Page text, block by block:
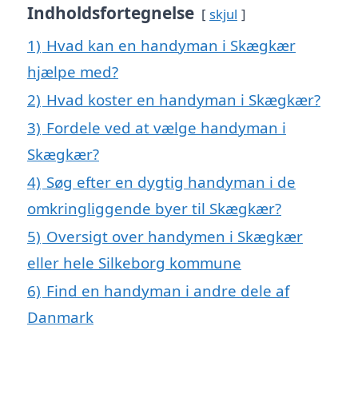
Indholdsfortegnelse skjul
1) Hvad kan en handyman i Skægkær
hjælpe med?
2) Hvad koster en handyman i Skægkær?
3) Fordele ved at vælge handyman i
Skægkær?
4) Søg efter en dygtig handyman i de
omkringliggende byer til Skægkær?
5) Oversigt over handymen i Skægkær
eller hele Silkeborg kommune
6) Find en handyman i andre dele af
Danmark